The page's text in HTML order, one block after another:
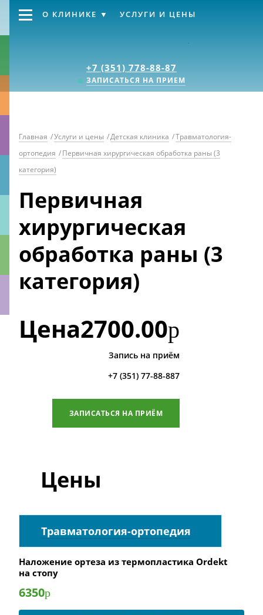
+7 (351) 778-88-87
ЗАПИСАТЬСЯ НА ПРИЕМ
О КЛИНИКЕ УСЛУГИ И ЦЕНЫ
Главная /Услуги и цены /Детская клиника /Травматология-
ортопедия /Первичная хирургическая обработка раны (3
категория)
Первичная
хирургическая
обработка раны (3
категория)
Цена2700.00р
Запись на приём
+7 (351) 77-88-887
ЗАПИСАТЬСЯ НА ПРИЁМ
Цены
Травматология-ортопедия
Наложение ортеза из термопластика Ordekt
на стопу
6350р